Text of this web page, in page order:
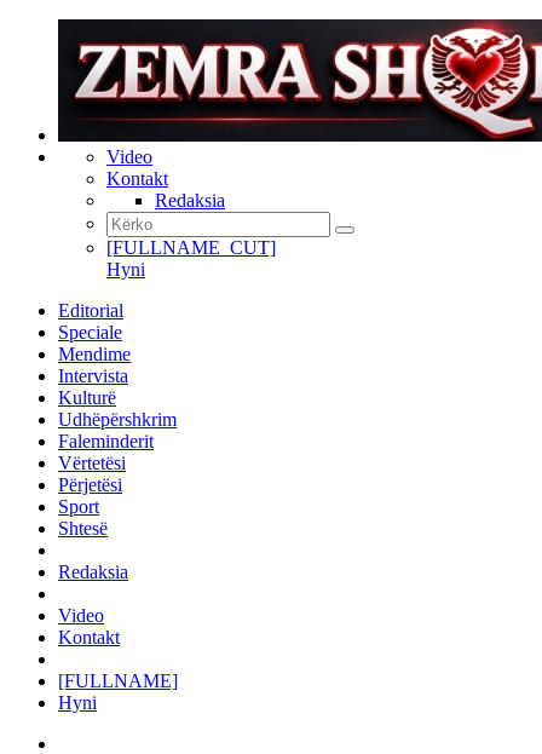
Video
Kontakt
Redaksia
[FULLNAME_CUT]
Hyni
Editorial
Speciale
Mendime
Intervista
Kulturë
Udhëpërshkrim
Faleminderit
Vërtetësi
Përjetësi
Sport
Shtesë
Redaksia
Video
Kontakt
[FULLNAME]
Hyni